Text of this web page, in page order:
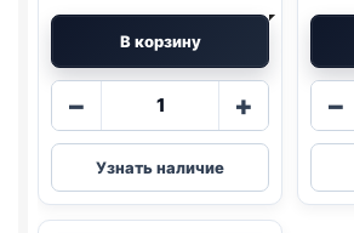
В корзину
−
Количество
Darling
сух.
(ПТИЦА,
+
Узнать наличие
−